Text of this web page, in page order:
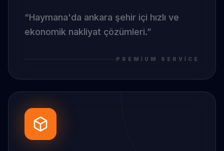
“Haymana'da ankara şehir içi hızlı ve
ekonomik nakliyat çözümleri.”
PREMIUM SERVICE